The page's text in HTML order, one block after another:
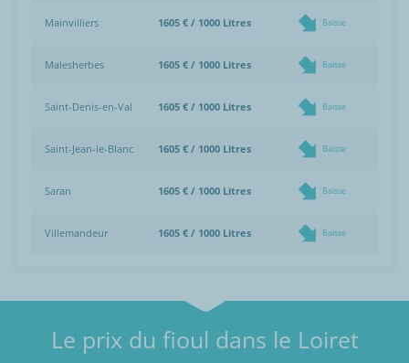
Mainvilliers 1605 € / 1000 Litres Baisse
Malesherbes 1605 € / 1000 Litres Baisse
Saint-Denis-en-Val 1605 € / 1000 Litres Baisse
Saint-Jean-le-Blanc 1605 € / 1000 Litres Baisse
Saran 1605 € / 1000 Litres Baisse
Villemandeur 1605 € / 1000 Litres Baisse
Le prix du fioul dans le Loiret